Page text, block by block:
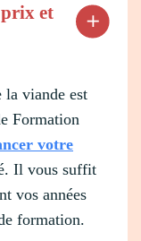
et
la viande est
Formation
votre
Il vous suffit
vos années
formation.